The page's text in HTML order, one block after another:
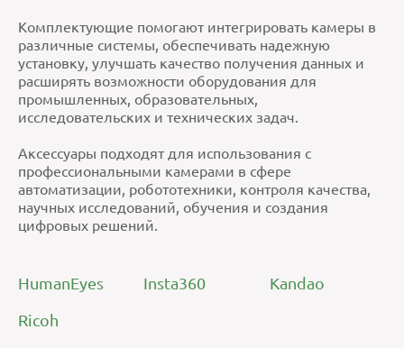
Комплектующие помогают интегрировать камеры в
различные системы, обеспечивать надежную
установку, улучшать качество получения данных и
расширять возможности оборудования для
промышленных, образовательных,
исследовательских и технических задач.
Аксессуары подходят для использования с
профессиональными камерами в сфере
автоматизации, робототехники, контроля качества,
научных исследований, обучения и создания
цифровых решений.
HumanEyes Insta360 Kandao
Ricoh